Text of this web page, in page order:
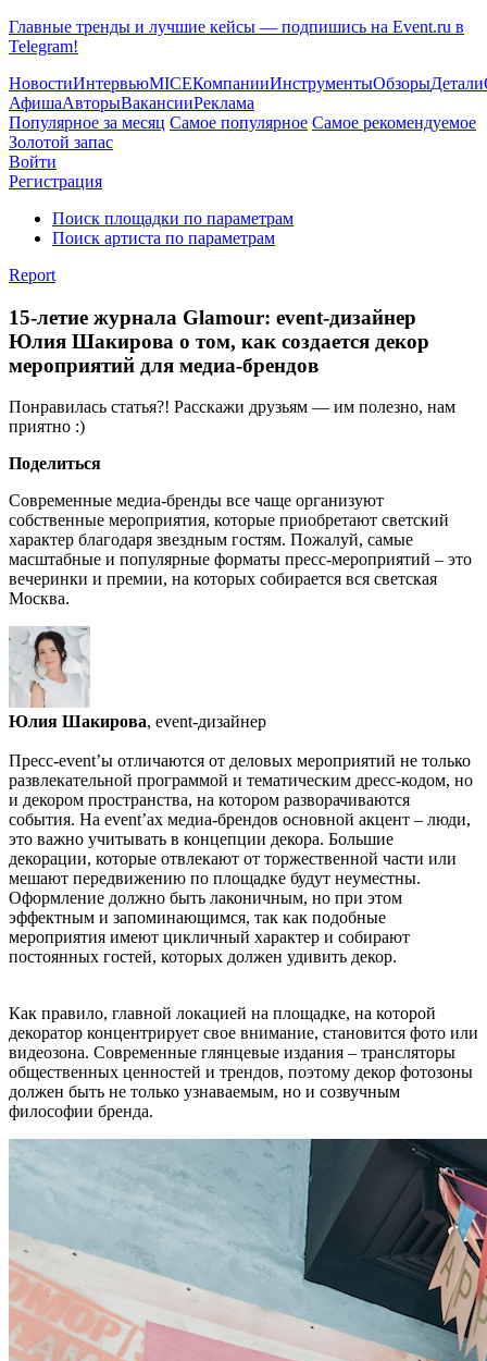
Главные тренды и лучшие кейсы — подпишись на Event.ru в
Telegram!
НовостиИнтервьюMICEКомпанииИнструментыОбзорыДетали
АфишаАвторыВакансииРеклама
Популярное за месяц Самое популярное Самое рекомендуемое
Золотой запас
Войти
Регистрация
Поиск площадки по параметрам
Поиск артиста по параметрам
Report
15-летие журнала Glamour: event-дизайнер
Юлия Шакирова о том, как создается декор
мероприятий для медиа-брендов
Понравилась статья?! Расскажи друзьям — им полезно, нам
приятно :)
Поделиться
Современные медиа-бренды все чаще организуют
собственные мероприятия, которые приобретают светский
характер благодаря звездным гостям. Пожалуй, самые
масштабные и популярные форматы пресс-мероприятий – это
вечеринки и премии, на которых собирается вся светская
Москва.
Юлия Шакирова, event-дизайнер
Пресс-event’ы отличаются от деловых мероприятий не только
развлекательной программой и тематическим дресс-кодом, но
и декором пространства, на котором разворачиваются
события. На event’ах медиа-брендов основной акцент – люди,
это важно учитывать в концепции декора. Большие
декорации, которые отвлекают от торжественной части или
мешают передвижению по площадке будут неуместны.
Оформление должно быть лаконичным, но при этом
эффектным и запоминающимся, так как подобные
мероприятия имеют цикличный характер и собирают
постоянных гостей, которых должен удивить декор.
Как правило, главной локацией на площадке, на которой
декоратор концентрирует свое внимание, становится фото или
видеозона. Современные глянцевые издания – трансляторы
общественных ценностей и трендов, поэтому декор фотозоны
должен быть не только узнаваемым, но и созвучным
философии бренда.